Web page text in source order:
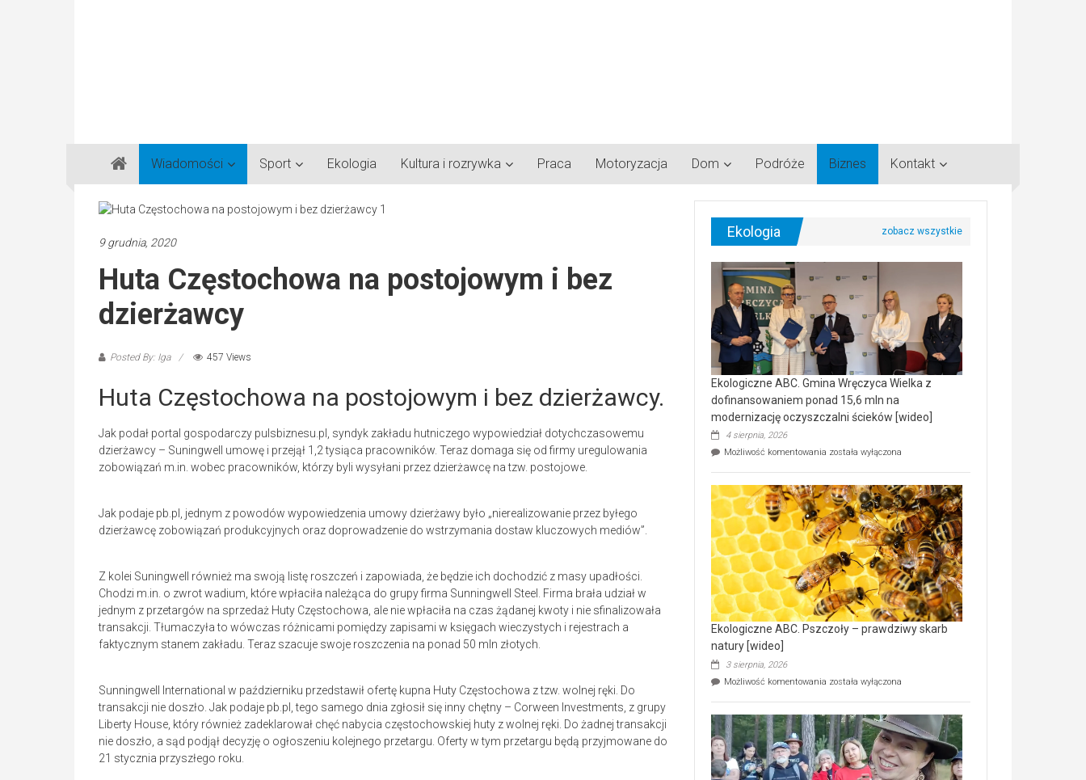
Gazeta
Regionalna
Częstochowa,
Lubliniec,
Wiadomości Sport Ekologia Kultura i rozrywka Praca Motoryzacja Dom Podróże Biznes Kontakt
9 grudnia, 2020
Huta Częstochowa na postojowym i bez
dzierżawcy
Posted By: Iga 457 Views
Huta Częstochowa na postojowym i bez dzierżawcy.
Jak podał portal gospodarczy pulsbiznesu.pl, syndyk zakładu hutniczego wypowiedział dotychczasowemu
dzierżawcy – Suningwell umowę i przejął 1,2 tysiąca pracowników. Teraz domaga się od firmy uregulowania
zobowiązań m.in. wobec pracowników, którzy byli wysyłani przez dzierżawcę na tzw. postojowe.
Jak podaje pb.pl, jednym z powodów wypowiedzenia umowy dzierżawy było „nierealizowanie przez byłego
dzierżawcę zobowiązań produkcyjnych oraz doprowadzenie do wstrzymania dostaw kluczowych mediów”.
Z kolei Suningwell również ma swoją listę roszczeń i zapowiada, że będzie ich dochodzić z masy upadłości.
Chodzi m.in. o zwrot wadium, które wpłaciła należąca do grupy firma Sunningwell Steel. Firma brała udział w
jednym z przetargów na sprzedaż Huty Częstochowa, ale nie wpłaciła na czas żądanej kwoty i nie sfinalizowała
transakcji. Tłumaczyła to wówczas różnicami pomiędzy zapisami w księgach wieczystych i rejestrach a
faktycznym stanem zakładu. Teraz szacuje swoje roszczenia na ponad 50 mln złotych.
Sunningwell International w październiku przedstawił ofertę kupna Huty Częstochowa z tzw. wolnej ręki. Do
transakcji nie doszło. Jak podaje pb.pl, tego samego dnia zgłosił się inny chętny – Corween Investments, z grupy
Liberty House, który również zadeklarował chęć nabycia częstochowskiej huty z wolnej ręki. Do żadnej transakcji
nie doszło, a sąd podjął decyzję o ogłoszeniu kolejnego przetargu. Oferty w tym przetargu będą przyjmowane do
21 stycznia przyszłego roku.
Ekologia
Ekologiczne ABC. Gmina Wręczyca Wielka z
dofinansowaniem ponad 15,6 mln na
modernizację oczyszczalni ścieków [wideo]
4 sierpnia, 2026
Możliwość komentowania Ekologiczne
Wręczyca
Wielka
z
dofinansowaniem
ponad
15,6
mln
na
modernizację
oczyszczalni
ścieków
[wideo]
została wyłączona
Ekologiczne ABC. Pszczoły – prawdziwy skarb
natury [wideo]
3 sierpnia, 2026
Możliwość komentowania Ekologiczne
–
prawdziwy
skarb
natury
[wideo]
została wyłączona